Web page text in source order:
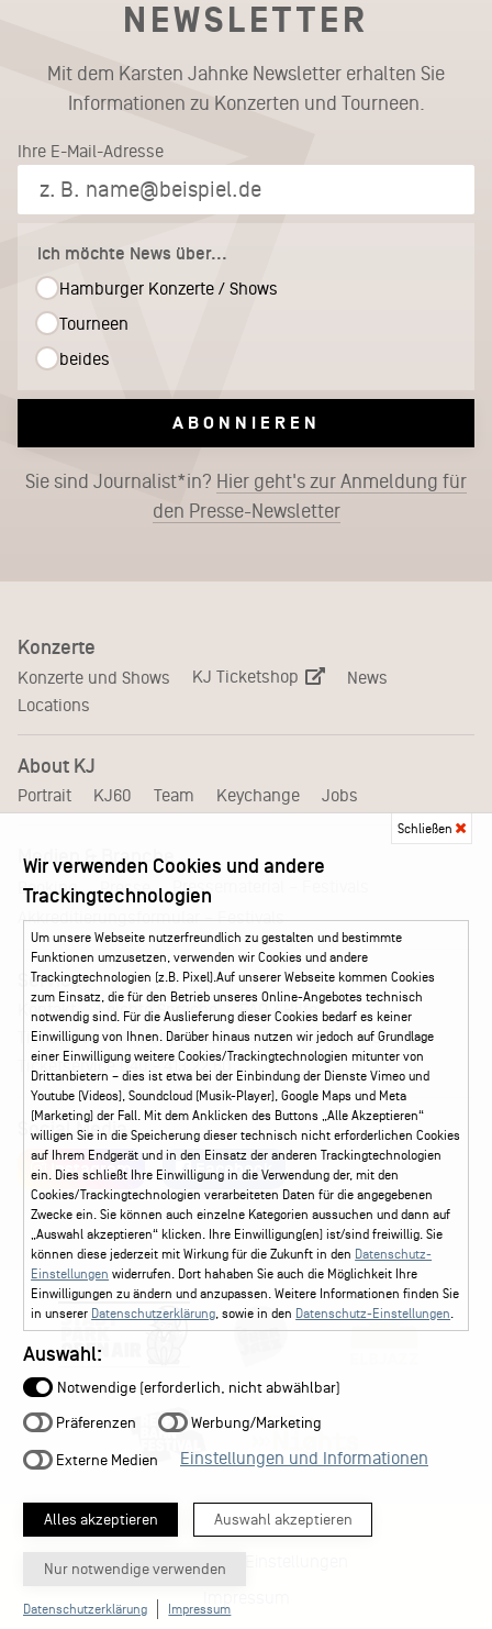
NEWSLETTER
Mit dem Karsten Jahnke Newsletter erhalten Sie
Informationen zu Konzerten und Tourneen.
Ihre E-Mail-Adresse
Ich möchte News über...
Hamburger Konzerte / Shows
Tourneen
beides
ABONNIEREN
Sie sind Journalist*in? Hier geht's zur Anmeldung für
den Presse-Newsletter
Konzerte
Konzerte und Shows KJ Ticketshop
News
Locations
About KJ
Portrait KJ60 Team Keychange Jobs
Medien & Branche
Booking Presse
Pressematerial – Festivals
Akkreditierungsformular – Festivals
Service
Kontakt Leichte Sprache
FAQ / Hilfe
Ticketshop Hamburg
Gutscheine
Callback-Service
Ticketservice 040 - 413 22 60
Social Media
Instagram Facebook
Datenschutz-Einstellungen
Schließen
Wir verwenden Cookies und andere
Trackingtechnologien
Um unsere Webseite nutzerfreundlich zu gestalten und bestimmte
Funktionen umzusetzen, verwenden wir Cookies und andere
Trackingtechnologien (z.B. Pixel).Auf unserer Webseite kommen Cookies
zum Einsatz, die für den Betrieb unseres Online-Angebotes technisch
notwendig sind. Für die Auslieferung dieser Cookies bedarf es keiner
Einwilligung von Ihnen. Darüber hinaus nutzen wir jedoch auf Grundlage
einer Einwilligung weitere Cookies/Trackingtechnologien mitunter von
Drittanbietern – dies ist etwa bei der Einbindung der Dienste Vimeo und
Youtube (Videos), Soundcloud (Musik-Player), Google Maps und Meta
(Marketing) der Fall. Mit dem Anklicken des Buttons „Alle Akzeptieren“
willigen Sie in die Speicherung dieser technisch nicht erforderlichen Cookies
auf Ihrem Endgerät und in den Einsatz der anderen Trackingtechnologien
ein. Dies schließt Ihre Einwilligung in die Verwendung der, mit den
Cookies/Trackingtechnologien verarbeiteten Daten für die angegebenen
Zwecke ein. Sie können auch einzelne Kategorien aussuchen und dann auf
„Auswahl akzeptieren“ klicken. Ihre Einwilligung(en) ist/sind freiwillig. Sie
können diese jederzeit mit Wirkung für die Zukunft in den Datenschutz-
Einstellungen widerrufen. Dort hahaben Sie auch die Möglichkeit Ihre
Einwilligungen zu ändern und anzupassen. Weitere Informationen finden Sie
in unserer Datenschutzerklärung, sowie in den Datenschutz-Einstellungen.
Auswahl:
Notwendige (erforderlich, nicht abwählbar)
Präferenzen Werbung/Marketing
Externe Medien Einstellungen und Informationen
Alles akzeptieren Auswahl akzeptieren
Nur notwendige verwenden
Datenschutzerklärung Impressum